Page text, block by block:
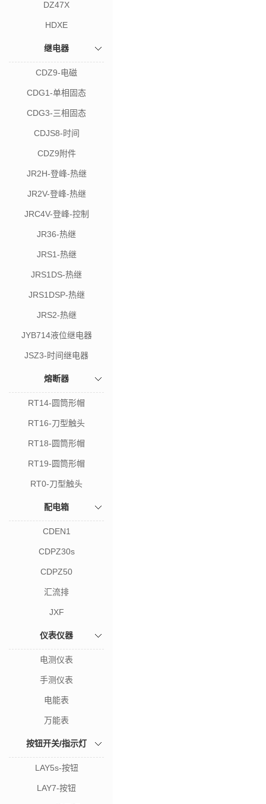
DZ47X
HDXE
继电器
CDZ9-电磁
CDG1-单相固态
CDG3-三相固态
CDJS8-时间
CDZ9附件
JR2H-登峰-热继
JR2V-登峰-热继
JRC4V-登峰-控制
JR36-热继
JRS1-热继
JRS1DS-热继
JRS1DSP-热继
JRS2-热继
JYB714液位继电器
JSZ3-时间继电器
熔断器
RT14-圆筒形帽
RT16-刀型触头
RT18-圆筒形帽
RT19-圆筒形帽
RT0-刀型触头
配电箱
CDEN1
CDPZ30s
CDPZ50
汇流排
JXF
仪表仪器
电测仪表
手测仪表
电能表
万能表
按钮开关/指示灯
LAY5s-按钮
LAY7-按钮